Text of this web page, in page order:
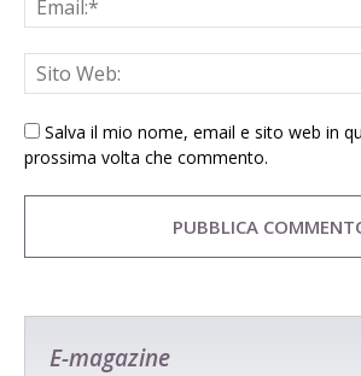
Salva il mio nome, email e sito web in
prossima volta che commento.
E-magazine